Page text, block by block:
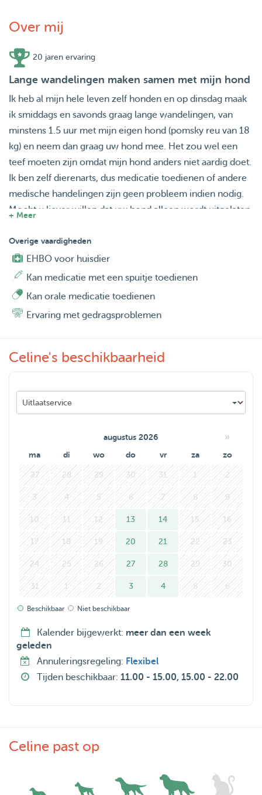
Over mij
20 jaren ervaring
Lange wandelingen maken samen met mijn hond
Ik heb al mijn hele leven zelf honden en op dinsdag maak
ik smiddags en savonds graag lange wandelingen, van
minstens 1.5 uur met mijn eigen hond (pomsky reu van 18
kg) en neem dan graag uw hond mee. Het zou wel een
teef moeten zijn omdat mijn hond anders niet aardig doet.
Ik ben zelf dierenarts, dus medicatie toedienen of andere
medische handelingen zijn geen probleem indien nodig.
Mocht u liever willen dat uw hond alleen wordt uitgelaten
hond(en) op te halen. Groetjes en wie weet tot snel!
+ Meer
Overige vaardigheden
EHBO voor huisdier
Kan medicatie met een spuitje toedienen
Kan orale medicatie toedienen
Ervaring met gedragsproblemen
Celine's beschikbaarheid
augustus 2026 »
ma di wo do vr za zo
27 28 29 30 31 1 2
3 4 5 6 7 8 9
10 11 12 13 14 15 16
17 18 19 20 21 22 23
24 25 26 27 28 29 30
31 1 2 3 4 5 6
Beschikbaar Niet beschikbaar
Kalender bijgewerkt: meer dan een week
geleden
Annuleringsregeling: Flexibel
Tijden beschikbaar: 11.00 - 15.00, 15.00 - 22.00
Celine past op